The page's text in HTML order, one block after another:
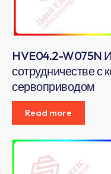
HVE04.2-W075N
сотрудничестве
сервоприводом
Read more